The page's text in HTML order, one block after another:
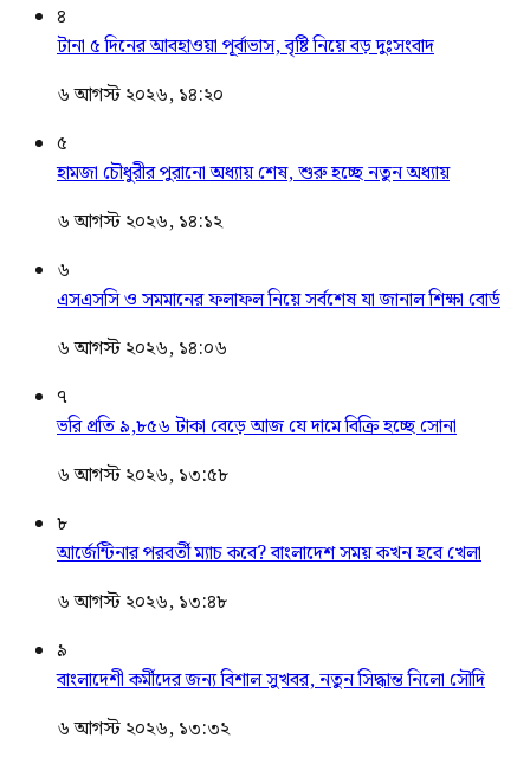
৪
টানা ৫ দিনের আবহাওয়া পূর্বাভাস, বৃষ্টি নিয়ে বড় দুঃসংবাদ
৬ আগস্ট ২০২৬, ১৪:২০
৫
হামজা চৌধুরীর পুরানো অধ্যায় শেষ, শুরু হচ্ছে নতুন অধ্যায়
৬ আগস্ট ২০২৬, ১৪:১২
৬
এসএসসি ও সমমানের ফলাফল নিয়ে সর্বশেষ যা জানাল শিক্ষা বোর্ড
৬ আগস্ট ২০২৬, ১৪:০৬
৭
ভরি প্রতি ৯,৮৫৬ টাকা বেড়ে আজ যে দামে বিক্রি হচ্ছে সোনা
৬ আগস্ট ২০২৬, ১৩:৫৮
৮
আর্জেন্টিনার পরবর্তী ম্যাচ কবে? বাংলাদেশ সময় কখন হবে খেলা
৬ আগস্ট ২০২৬, ১৩:৪৮
৯
বাংলাদেশী কর্মীদের জন্য বিশাল সুখবর, নতুন সিদ্ধান্ত নিলো সৌদি
৬ আগস্ট ২০২৬, ১৩:৩২